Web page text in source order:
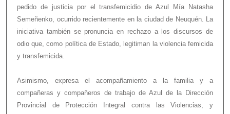
pedido de justicia por el transfemicidio de Azul Mía Natasha
Semeñenko, ocurrido recientemente en la ciudad de Neuquén. La
iniciativa también se pronuncia en rechazo a los discursos de
odio que, como política de Estado, legitiman la violencia femicida
y transfemicida.
Asimismo, expresa el acompañamiento a la familia y a
compañeras y compañeros de trabajo de Azul de la Dirección
Provincial de Protección Integral contra las Violencias, y